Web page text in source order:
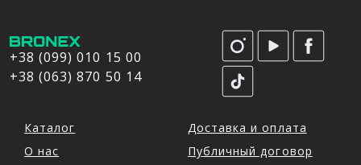
+38 (099) 010 15 00
+38 (063) 870 50 14
Каталог
О нас
Доставка и оплата
Публичный договор